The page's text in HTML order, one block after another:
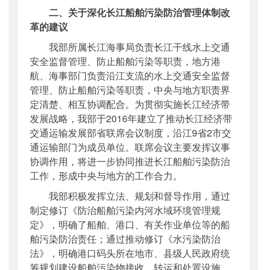
二、关于深化长江船舶污染防治管理体制改
革的建议
我部所属长江海事局负责长江干线水上交通
安全监督管理、防止船舶污染等职责，地方港
航、海事部门负责沿江支流的水上交通安全监督
管理、防止船舶污染等职责，中央与地方职责界
定清楚、相互协调配合。为贯彻实施长江经济带
发展战略，我部于2016年建立了推动长江经济带
交通运输发展部省联席会议制度，沿江9省2市交
通运输部门为成员单位。联席会议主要发挥议事
协调作用，将进一步协同推进长江船舶污染防治
工作，形成中央与地方的工作合力。
我部积极发挥立法、规划和督导作用，通过
制定修订《防治船舶污染内河水域环境管理规
定》，明确了船舶、港口、有关作业单位等的船
舶污染防治责任；通过推动修订《水污染防治
法》，明确港口码头所在地市、县级人民政府统